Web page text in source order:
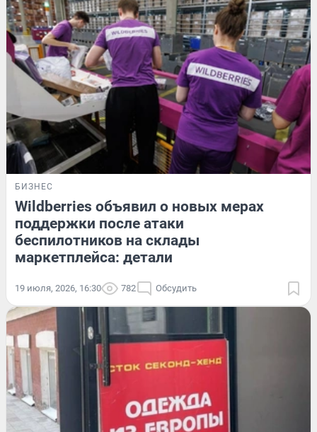
БИЗНЕС
Wildberries объявил о новых мерах
поддержки после атаки
беспилотников на склады
маркетплейса: детали
19 июля, 2026, 16:30 782 Обсудить